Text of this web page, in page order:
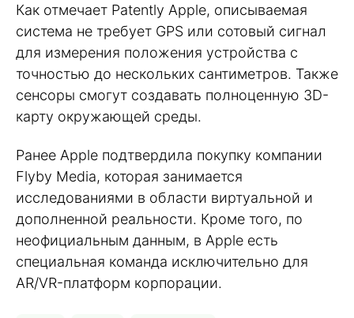
Как отмечает Patently Apple, описываемая
система не требует GPS или сотовый сигнал
для измерения положения устройства с
точностью до нескольких сантиметров. Также
сенсоры смогут создавать полноценную 3D-
карту окружающей среды.
Ранее Apple подтвердила покупку компании
Flyby Media, которая занимается
исследованиями в области виртуальной и
дополненной реальности. Кроме того, по
неофициальным данным, в Apple есть
специальная команда исключительно для
AR/VR-платформ корпорации.